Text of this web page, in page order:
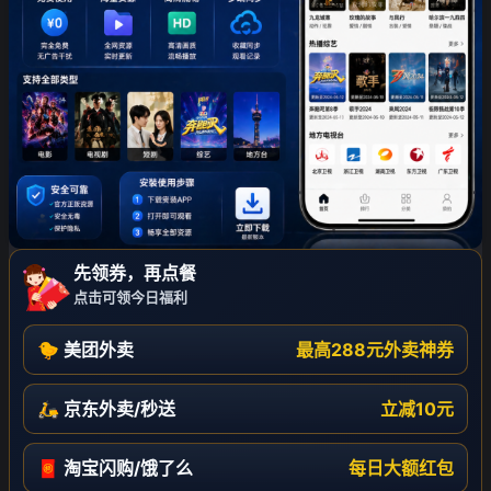
先领券，再点餐
点击可领今日福利
🐤 美团外卖 最高288元外卖神券
🛵 京东外卖/秒送 立减10元
🧧 淘宝闪购/饿了么 每日大额红包